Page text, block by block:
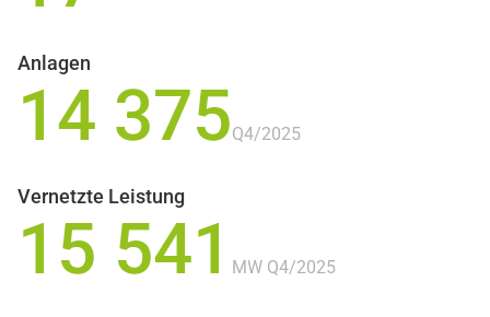
Anlagen
14 375Q4/2025
Vernetzte Leistung
15 541 MW Q4/2025